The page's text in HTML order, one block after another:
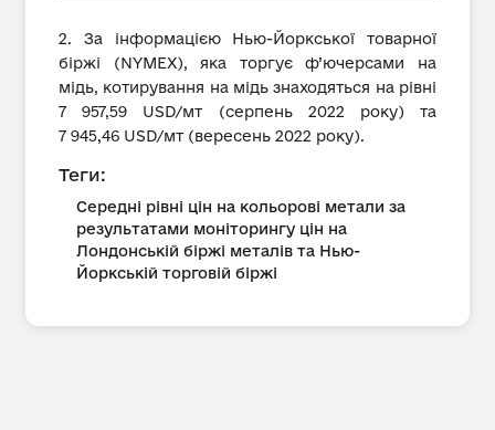
2. За інформацією Нью-Йоркської товарної
біржі (NYMEX), яка торгує ф’ючерсами на
мідь, котирування на мідь знаходяться на рівні
7 957,59 USD/мт (серпень 2022 року) та
7 945,46 USD/мт (вересень 2022 року).
Теги:
Середні рівні цін на кольорові метали за
результатами моніторингу цін на
Лондонській біржі металів та Нью-
Йоркській торговій біржі